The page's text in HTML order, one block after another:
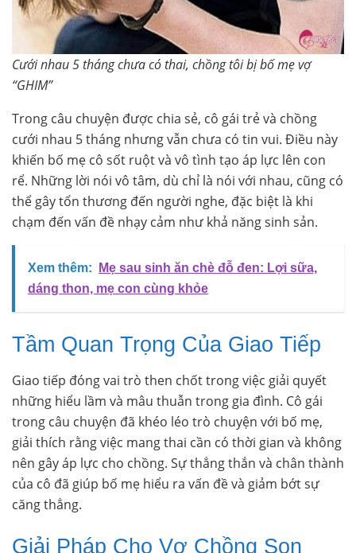
Cưới nhau 5 tháng chưa có thai, chồng tôi bị bố mẹ vợ
“GHIM”
Trong câu chuyện được chia sẻ, cô gái trẻ và chồng
cưới nhau 5 tháng nhưng vẫn chưa có tin vui. Điều này
khiến bố mẹ cô sốt ruột và vô tình tạo áp lực lên con
rể. Những lời nói vô tâm, dù chỉ là nói với nhau, cũng có
thể gây tổn thương đến người nghe, đặc biệt là khi
chạm đến vấn đề nhạy cảm như khả năng sinh sản.
Xem thêm:
Mẹ sau sinh ăn chè đỗ đen: Lợi sữa,
dáng thon, mẹ con cùng khỏe
Tầm Quan Trọng Của Giao Tiếp
Giao tiếp đóng vai trò then chốt trong việc giải quyết
những hiểu lầm và mâu thuẫn trong gia đình. Cô gái
trong câu chuyện đã khéo léo trò chuyện với bố mẹ,
giải thích rằng việc mang thai cần có thời gian và không
nên gây áp lực cho chồng. Sự thẳng thắn và chân thành
của cô đã giúp bố mẹ hiểu ra vấn đề và giảm bớt sự
căng thẳng.
Giải Pháp Cho Vợ Chồng Son